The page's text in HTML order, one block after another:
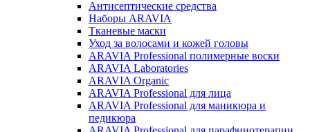
Антисептические средства
Наборы ARAVIA
Тканевые маски
Уход за волосами и кожей головы
ARAVIA Professional полимерные воски
ARAVIA Laboratories
ARAVIA Organic
ARAVIA Professional для лица
ARAVIA Professional для маникюра и
педикюра